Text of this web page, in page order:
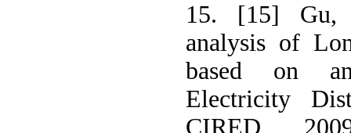
15. [15] Gu,
analysis of
based on
Electricity
CIRED